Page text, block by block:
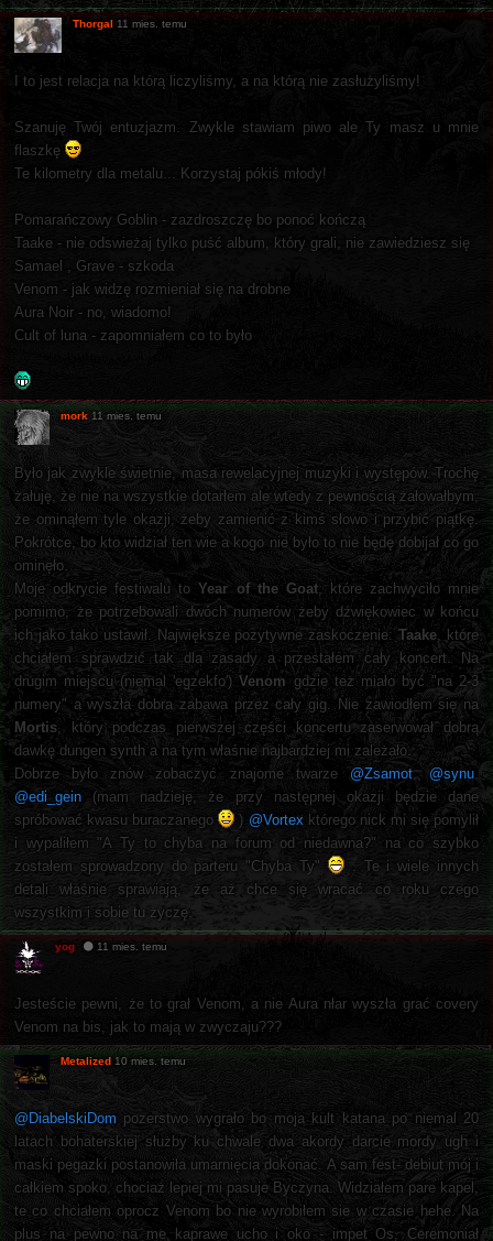
Thorgal 11 mies. temu
I to jest relacja na którą liczyliśmy, a na którą nie zasłużyliśmy!
Szanuję Twój entuzjazm. Zwykle stawiam piwo ale Ty masz u mnie
flaszkę
Te kilometry dla metalu... Korzystaj pókiś młody!
Pomarańczowy Goblin - zazdroszczę bo ponoć kończą
Taake - nie odswieżaj tylko puść album, który grali, nie zawiedziesz się
Samael , Grave - szkoda
Venom - jak widzę rozmieniał się na drobne
Aura Noir - no, wiadomo!
Cult of luna - zapomniałem co to było
mork 11 mies. temu
Było jak zwykle świetnie, masa rewelacyjnej muzyki i występów. Trochę
żałuję, że nie na wszystkie dotarłem ale wtedy z pewnością żałowałbym,
że ominąłem tyle okazji, żeby zamienić z kimś słowo i przybić piątkę.
Pokrótce, bo kto widział ten wie a kogo nie było to nie będę dobijał co go
ominęło.
Moje odkrycie festiwalu toYear of the Goat, które zachwyciło mnie
pomimo, że potrzebowali dwóch numerów żeby dźwiękowiec w końcu
ich jako tako ustawił. Największe pozytywne zaskoczenie:Taake , które
chciałem sprawdzić tak dla zasady a przestałem cały koncert. Na
drugim miejscu (niemal 'egzekfo')Venom gdzie też miało być "na 2-3
numery" a wyszła dobra zabawa przez cały gig. Nie zawiodłem się na
Mortis , który podczas pierwszej części koncertu zaserwował dobrą
dawkę dungen synth a na tym właśnie najbardziej mi zależało.
Dobrze było znów zobaczyć znajome twarze @Zsamot, @synu
@edi_gein (mam nadzieję, że przy następnej okazji będzie dane
spróbować kwasu buraczanego
) @Vortex którego nick mi się pomylił
i wypaliłem "A Ty to chyba na forum od niedawna?" na co szybko
zostałem sprowadzony do parteru "Chyba Ty"
. Te i wiele innych
detali właśnie sprawiają, że aż chce się wracać co roku czego
wszystkim i sobie tu życzę.
yog 11 mies. temu
Jesteście pewni, że to grał Venom, a nie Aura nłar wyszła grać covery
Venom na bis, jak to mają w zwyczaju???
Metalized 10 mies. temu
@DiabelskiDom pozerstwo wygrało bo moja kult katana po niemal 20
latach bohaterskiej służby ku chwale dwa akordy darcie mordy ugh i
maski pegazki postanowiła umarnięcia dokonać. A sam fest- debiut mój i
całkiem spoko, chociaż lepiej mi pasuje Byczyna. Widziałem pare kapel,
te co chciałem oprocz Venom bo nie wyrobiłem sie w czasie hehe. Na
plus na pewno na me kaprawe ucho i oko - impet Os, Ceremoniał